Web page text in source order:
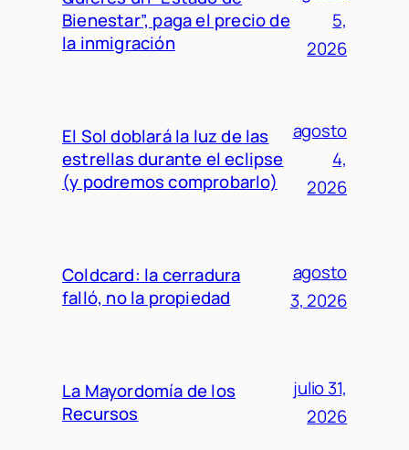
Bienestar”, paga el precio de
la inmigración
5,
2026
El Sol doblará la luz de las
estrellas durante el eclipse
(y podremos comprobarlo)
agosto
4,
2026
Coldcard: la cerradura
falló, no la propiedad
agosto
3, 2026
La Mayordomía de los
Recursos
julio 31,
2026